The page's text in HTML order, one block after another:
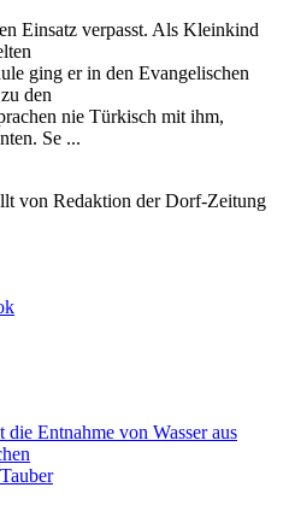
Einsatz verpasst. Als Kleinkind
ging er in den Evangelischen
den
nie Türkisch mit ihm,
Se ...
von Redaktion der Dorf-Zeitung
Entnahme von Wasser aus